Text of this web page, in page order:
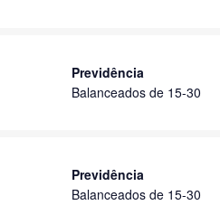
Previdência
Balanceados de 15-30
Previdência
Balanceados de 15-30